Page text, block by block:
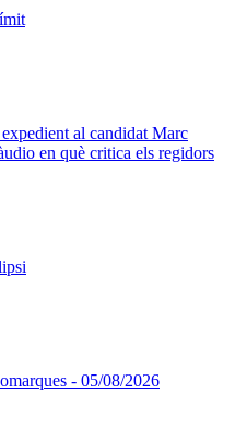
al candidat Marc
en què critica els regidors
- 05/08/2026